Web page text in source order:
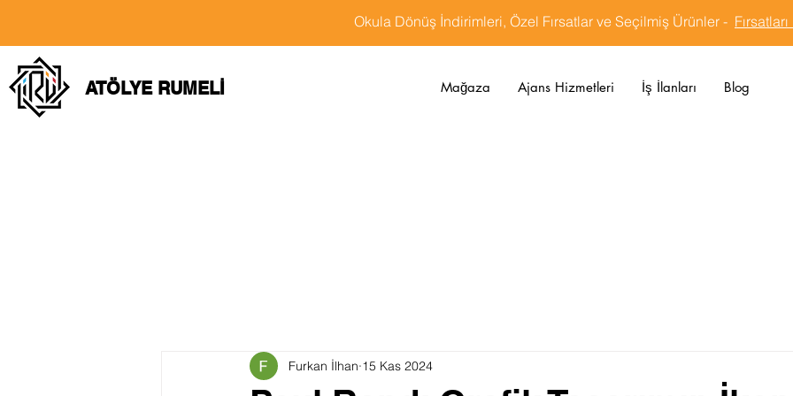
Okula Dönüş İndirimleri, Özel Fırsatlar ve Seçilmiş Ürünler -
Mağaza Ajans Hizmetleri İş İlanları Blog
ATÖLYE RUMELİ
Furkan İlhan 15 Kas 2024